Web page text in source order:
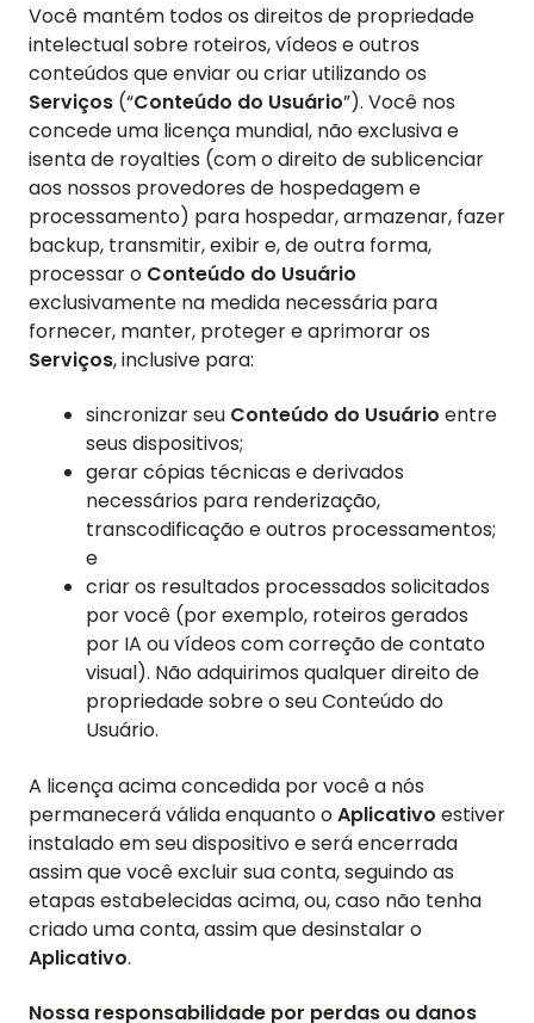
Você mantém todos os direitos de propriedade
intelectual sobre roteiros, vídeos e outros
conteúdos que enviar ou criar utilizando os
Serviços (“Conteúdo do Usuário”). Você nos
concede uma licença mundial, não exclusiva e
isenta de royalties (com o direito de sublicenciar
aos nossos provedores de hospedagem e
processamento) para hospedar, armazenar, fazer
backup, transmitir, exibir e, de outra forma,
processar o Conteúdo do Usuário
exclusivamente na medida necessária para
fornecer, manter, proteger e aprimorar os
Serviços, inclusive para:
sincronizar seu Conteúdo do Usuário entre
seus dispositivos;
gerar cópias técnicas e derivados
necessários para renderização,
transcodificação e outros processamentos;
e
criar os resultados processados solicitados
por você (por exemplo, roteiros gerados
por IA ou vídeos com correção de contato
visual). Não adquirimos qualquer direito de
propriedade sobre o seu Conteúdo do
Usuário.
A licença acima concedida por você a nós
permanecerá válida enquanto oAplicativo estiver
instalado em seu dispositivo e será encerrada
assim que você excluir sua conta, seguindo as
etapas estabelecidas acima, ou, caso não tenha
criado uma conta, assim que desinstalar o
Aplicativo.
Nossa responsabilidade por perdas ou danos